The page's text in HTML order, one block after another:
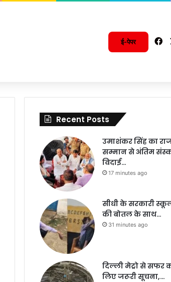
ई-पेपर
Recent Posts
उमाशंकर सिंह का
सम्मान से अंतिम
विदाई…
17 minutes ago
सीधी के सरकारी
की बोतल के साथ…
31 minutes ago
दिल्ली मेट्रो से सफर
लिए जरूरी सूचना,…